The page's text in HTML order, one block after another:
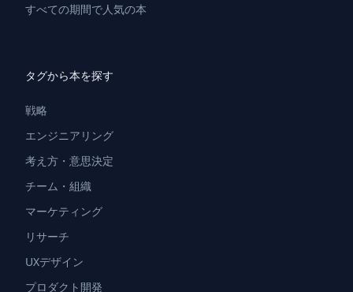
すべての期間で人気の本
タグから本を探す
戦略
エンジニアリング
考え方・意思決定
チーム・組織
マーケティング
リサーチ
UXデザイン
プロダクト開発